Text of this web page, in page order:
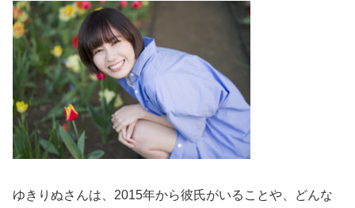
ゆきりぬさんは、2015年から彼氏がいることや、どんな